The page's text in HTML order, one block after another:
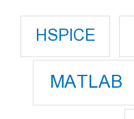
HSPICE
MATLAB